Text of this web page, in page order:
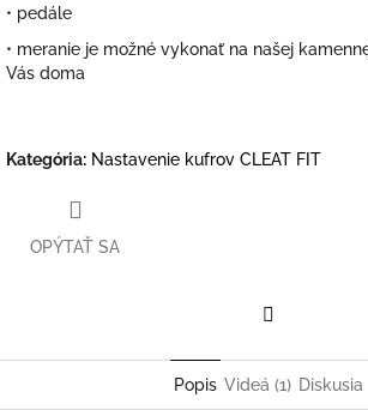
• pedále
• meranie je možné vykonať na našej
Vás doma
Kategória: Nastavenie kufrov CLEAT FIT
OPÝTAŤ SA
Popis Videá (1) Diskusia